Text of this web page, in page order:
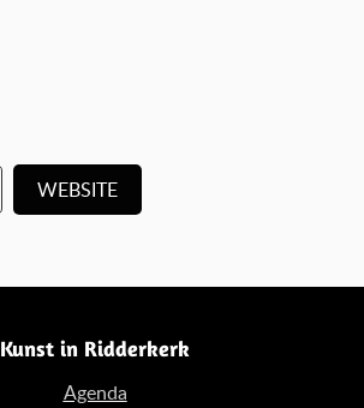
WEBSITE
Kunst in Ridderkerk
Agenda